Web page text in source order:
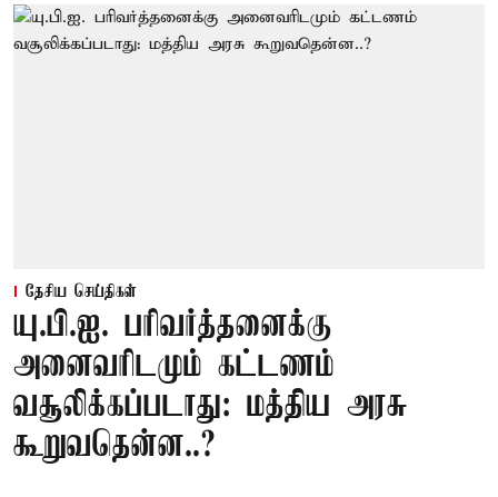
தேசிய செய்திகள்
யு.பி.ஐ. பரிவர்த்தனைக்கு
அனைவரிடமும் கட்டணம்
வசூலிக்கப்படாது: மத்திய அரசு
கூறுவதென்ன..?